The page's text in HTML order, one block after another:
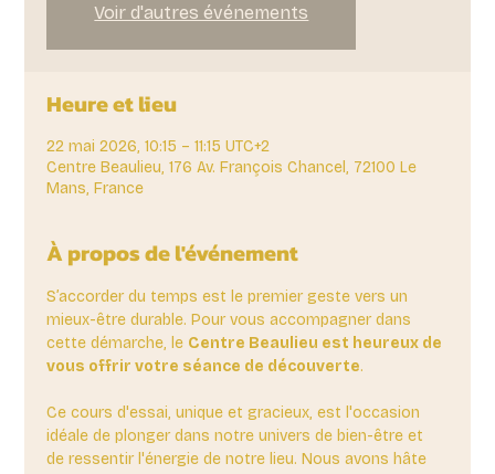
Voir d'autres événements
Heure et lieu
22 mai 2026, 10:15 – 11:15 UTC+2
Centre Beaulieu, 176 Av. François Chancel, 72100 Le
Mans, France
À propos de l'événement
S’accorder du temps est le premier geste vers un
mieux-être durable. Pour vous accompagner dans
cette démarche, le Centre Beaulieu est heureux de
vous offrir votre séance de découverte.
Ce cours d'essai, unique et gracieux, est l'occasion
idéale de plonger dans notre univers de bien-être et
de ressentir l'énergie de notre lieu. Nous avons hâte